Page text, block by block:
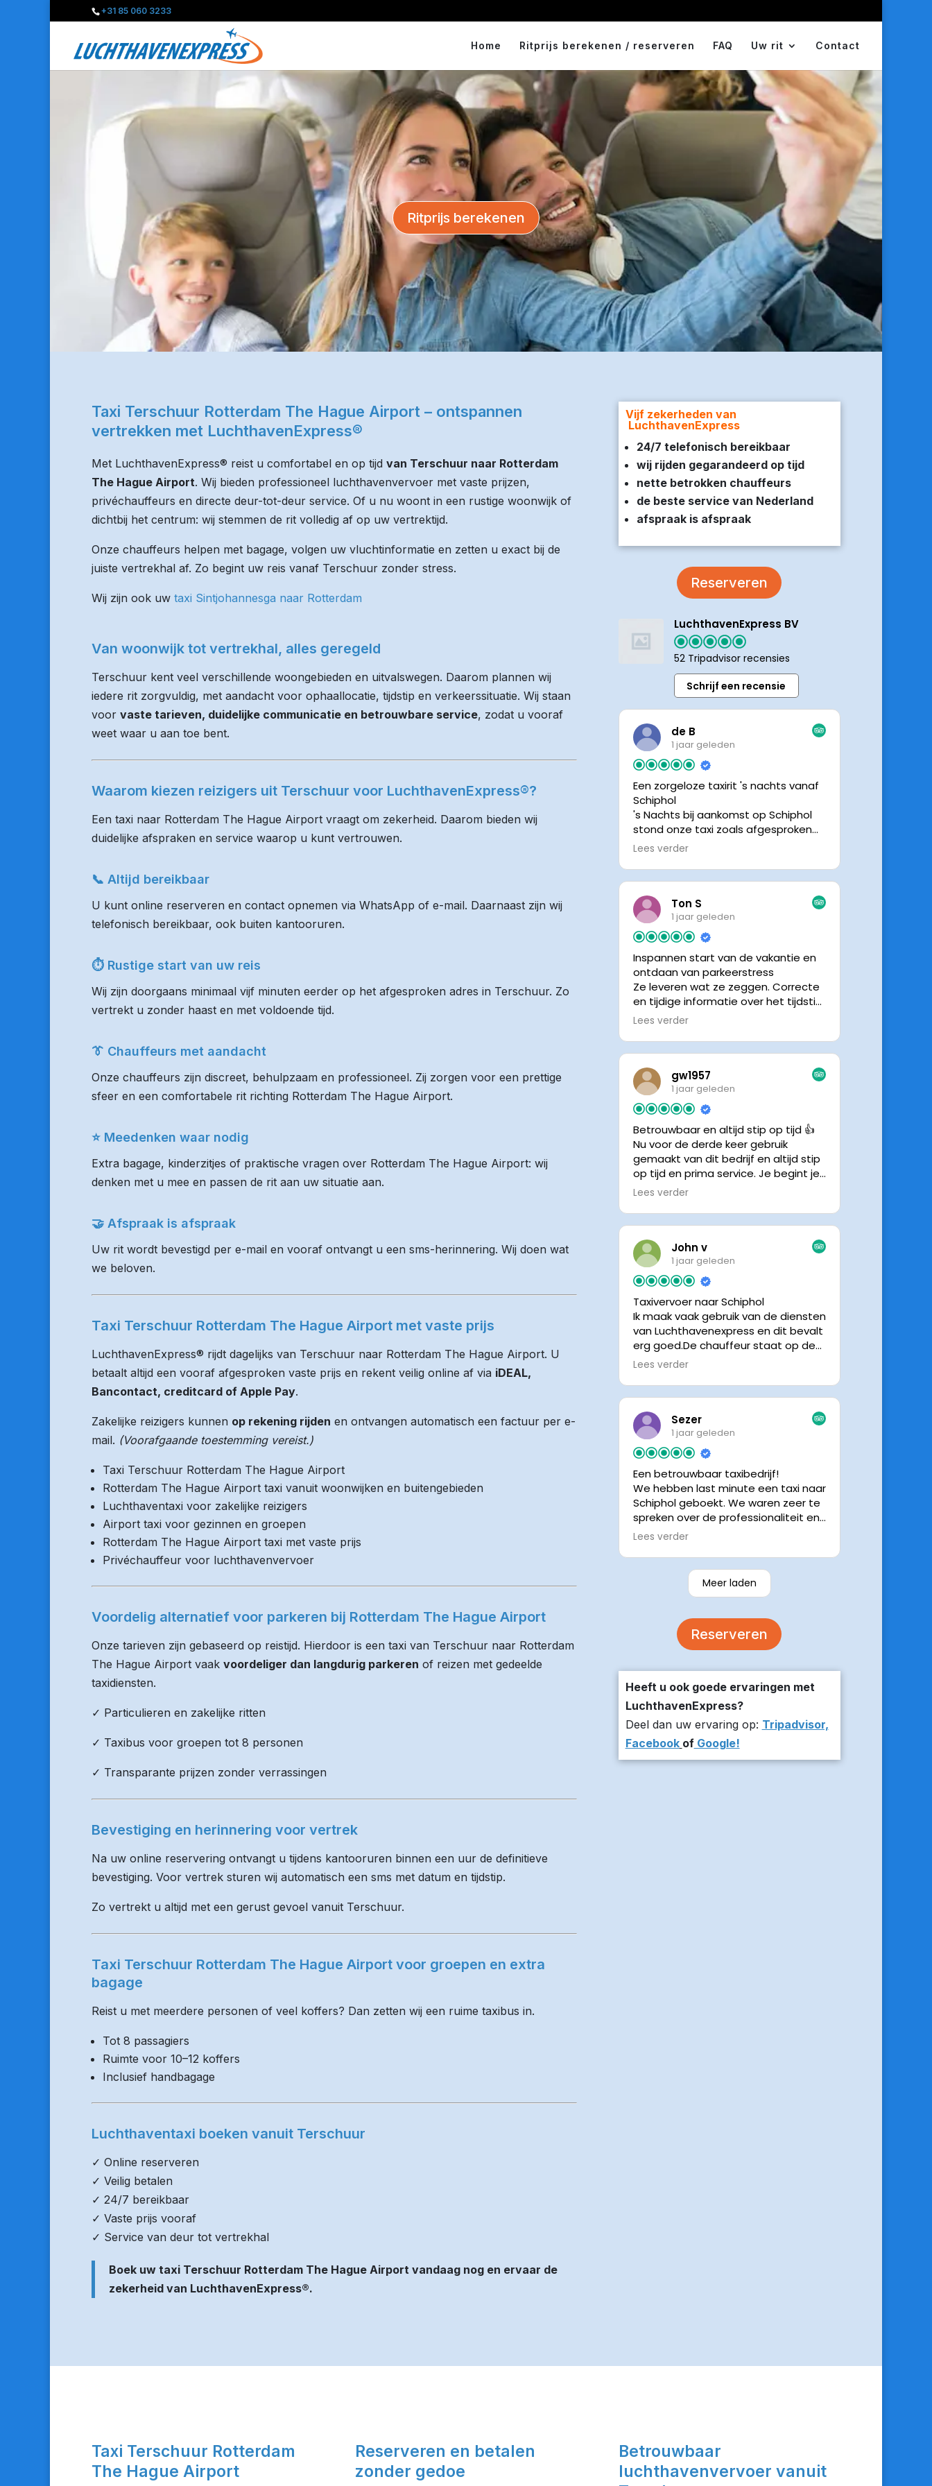
+31 85 060 3233
Home Ritprijs berekenen / reserveren FAQ Uw rit Contact
Ritprijs berekenen
Taxi Terschuur Rotterdam The Hague Airport – ontspannen
vertrekken met LuchthavenExpress®
Met LuchthavenExpress® reist u comfortabel en op tijd van Terschuur naar Rotterdam
The Hague Airport. Wij bieden professioneel luchthavenvervoer met vaste prijzen,
privéchauffeurs en directe deur-tot-deur service. Of u nu woont in een rustige woonwijk of
dichtbij het centrum: wij stemmen de rit volledig af op uw vertrektijd.
Onze chauffeurs helpen met bagage, volgen uw vluchtinformatie en zetten u exact bij de
juiste vertrekhal af. Zo begint uw reis vanaf Terschuur zonder stress.
Wij zijn ook uw taxi Sintjohannesga naar Rotterdam
Van woonwijk tot vertrekhal, alles geregeld
Terschuur kent veel verschillende woongebieden en uitvalswegen. Daarom plannen wij
iedere rit zorgvuldig, met aandacht voor ophaallocatie, tijdstip en verkeerssituatie. Wij staan
voor vaste tarieven, duidelijke communicatie en betrouwbare service, zodat u vooraf
weet waar u aan toe bent.
Waarom kiezen reizigers uit Terschuur voor LuchthavenExpress®?
Een taxi naar Rotterdam The Hague Airport vraagt om zekerheid. Daarom bieden wij
duidelijke afspraken en service waarop u kunt vertrouwen.
📞 Altijd bereikbaar
U kunt online reserveren en contact opnemen via WhatsApp of e-mail. Daarnaast zijn wij
telefonisch bereikbaar, ook buiten kantooruren.
⏱ Rustige start van uw reis
Wij zijn doorgaans minimaal vijf minuten eerder op het afgesproken adres in Terschuur. Zo
vertrekt u zonder haast en met voldoende tijd.
👔 Chauffeurs met aandacht
Onze chauffeurs zijn discreet, behulpzaam en professioneel. Zij zorgen voor een prettige
sfeer en een comfortabele rit richting Rotterdam The Hague Airport.
⭐ Meedenken waar nodig
Extra bagage, kinderzitjes of praktische vragen over Rotterdam The Hague Airport: wij
denken met u mee en passen de rit aan uw situatie aan.
🤝 Afspraak is afspraak
Uw rit wordt bevestigd per e-mail en vooraf ontvangt u een sms-herinnering. Wij doen wat
we beloven.
Taxi Terschuur Rotterdam The Hague Airport met vaste prijs
LuchthavenExpress® rijdt dagelijks van Terschuur naar Rotterdam The Hague Airport. U
betaalt altijd een vooraf afgesproken vaste prijs en rekent veilig online af via iDEAL,
Bancontact, creditcard of Apple Pay.
Zakelijke reizigers kunnen op rekening rijden en ontvangen automatisch een factuur per e-
mail. (Voorafgaande toestemming vereist.)
Taxi Terschuur Rotterdam The Hague Airport
Rotterdam The Hague Airport taxi vanuit woonwijken en buitengebieden
Luchthaventaxi voor zakelijke reizigers
Airport taxi voor gezinnen en groepen
Rotterdam The Hague Airport taxi met vaste prijs
Privéchauffeur voor luchthavenvervoer
Voordelig alternatief voor parkeren bij Rotterdam The Hague Airport
Onze tarieven zijn gebaseerd op reistijd. Hierdoor is een taxi van Terschuur naar Rotterdam
The Hague Airport vaak voordeliger dan langdurig parkeren of reizen met gedeelde
taxidiensten.
✓ Particulieren en zakelijke ritten
✓ Taxibus voor groepen tot 8 personen
✓ Transparante prijzen zonder verrassingen
Bevestiging en herinnering voor vertrek
Na uw online reservering ontvangt u tijdens kantooruren binnen een uur de definitieve
bevestiging. Voor vertrek sturen wij automatisch een sms met datum en tijdstip.
Zo vertrekt u altijd met een gerust gevoel vanuit Terschuur.
Taxi Terschuur Rotterdam The Hague Airport voor groepen en extra
bagage
Reist u met meerdere personen of veel koffers? Dan zetten wij een ruime taxibus in.
Tot 8 passagiers
Ruimte voor 10–12 koffers
Inclusief handbagage
Luchthaventaxi boeken vanuit Terschuur
✓ Online reserveren
✓ Veilig betalen
✓ 24/7 bereikbaar
✓ Vaste prijs vooraf
✓ Service van deur tot vertrekhal
Boek uw taxi Terschuur Rotterdam The Hague Airport vandaag nog en ervaar de
zekerheid van LuchthavenExpress®.
Vijf zekerheden van
LuchthavenExpress
24/7 telefonisch bereikbaar
wij rijden gegarandeerd op tijd
nette betrokken chauffeurs
de beste service van Nederland
afspraak is afspraak
Reserveren
LuchthavenExpress BV
52 Tripadvisor recensies
Schrijf een recensie
de B
1 jaar geleden
Een zorgeloze taxirit 's nachts vanaf
Schiphol
's Nachts bij aankomst op Schiphol
stond onze taxi zoals afgesproken
keurig te wachten. Dankzij de goede
chauffeur wisten we precies waar de
chauffeur, met een prachtige auto
was het een comfortabele rit. Graag
tot de volgende de keer.
Lees verder
Ton S
1 jaar geleden
Inspannen start van de vakantie en
ontdaan van parkeerstress
Ze leveren wat ze zeggen. Correcte
en tijdige informatie over het tijdstip
van ophalen. Voldeed ook nu weer
Lees verder
gw1957
1 jaar geleden
Betrouwbaar en altijd stip op tijd 👍
Nu voor de derde keer gebruik
gemaakt van dit bedrijf en altijd stip
op tijd en prima service. Je begint je
vakantie zonder zorgen iig. 👍👍
Lees verder
John v
1 jaar geleden
Taxivervoer naar Schiphol
Ik maak vaak gebruik van de diensten
van Luchthavenexpress en dit bevalt
erg goed.De chauffeur staat op de
afgesproken tijd klaar om je op te
neemt de chauffeur direct contact
staat.Altijd nette chauffeurs, en in
mijn geval is het voordeliger dan
parkeren op P3 bij 9 dagen parkeren.
En dan hopen dat je auto geen
schade heeft ivm de krappe
parkeervakken. Ik beveel
Luchthavenexpress dan ook zeker
aan.
Lees verder
Sezer
1 jaar geleden
Een betrouwbaar taxibedrijf!
We hebben last minute een taxi naar
Schiphol geboekt. We waren zeer te
spreken over de professionaliteit en
vriendelijkheid van luchthavenexpres!
verzekerde om er op tijd te zijn en
stuurde z’n live locatie een paar
minuten voor aanvang bij ons thuis.
volgende keer zou ik weer hier
Lees verder
Meer laden
Reserveren
Heeft u ook goede ervaringen met
LuchthavenExpress?
Deel dan uw ervaring op: Tripadvisor,
Facebook ofGoogle!
Taxi Terschuur Rotterdam
The Hague Airport
Reserveren en betalen
zonder gedoe
Betrouwbaar
luchthavenvervoer vanuit